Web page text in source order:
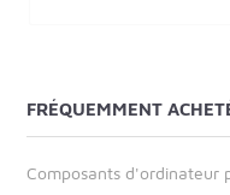
FRÉQUEMMENT
Composants d'ordinateur